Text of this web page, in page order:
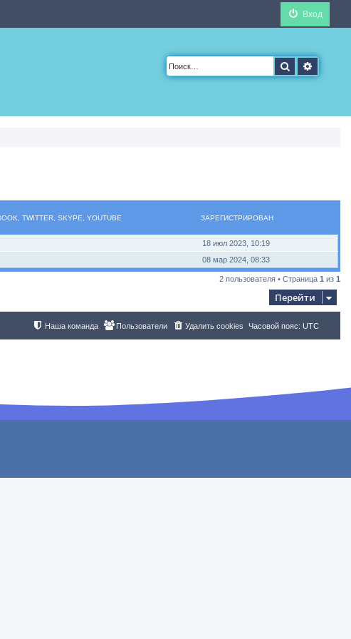
Вход
Поиск
TWITTER, SKYPE, YOUTUBE ЗАРЕГИСТРИРОВАН
18 июл 2023, 10:19
08 мар 2024, 08:33
2 пользователя • Страница 1 из 1
Перейти
Часовой пояс: UTC
Удалить cookies
Пользователи
Наша команда